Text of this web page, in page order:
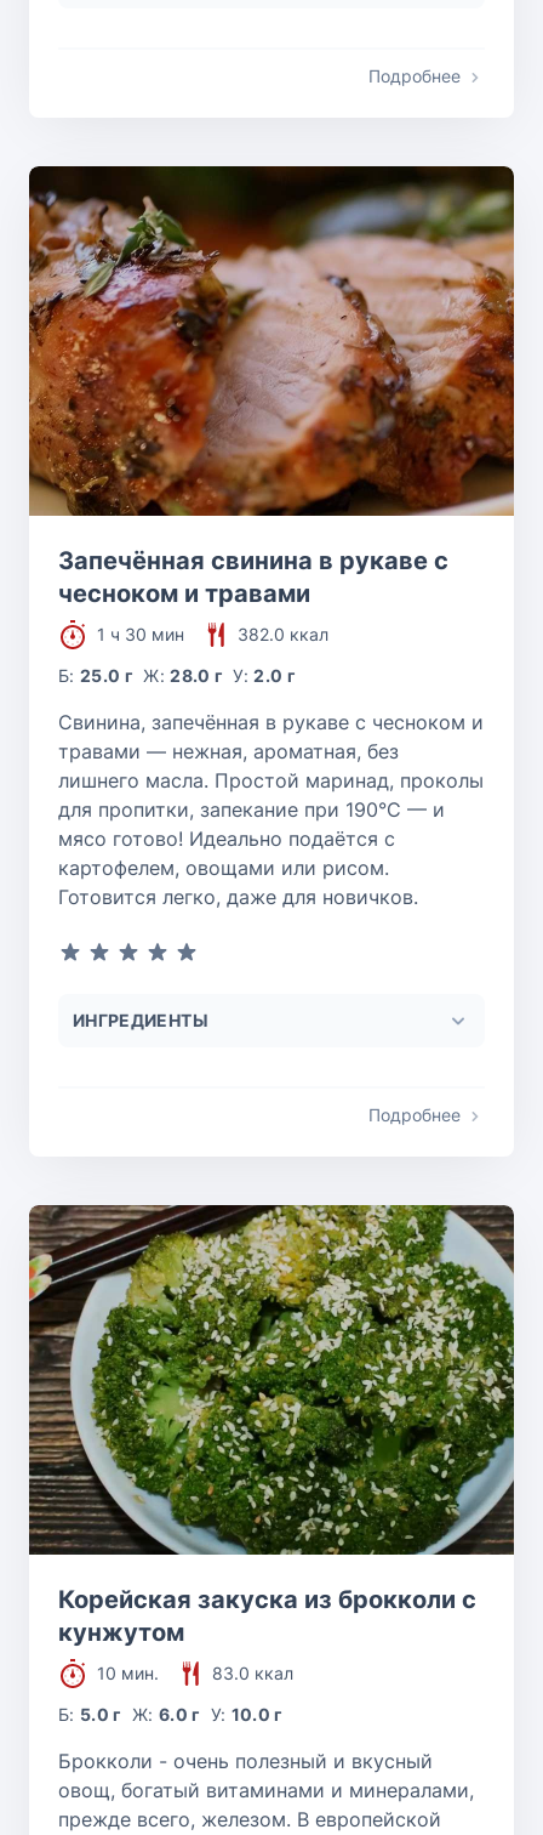
Подробнее
Запечённая свинина в рукаве с
чесноком и травами
1 ч 30 мин
382.0 ккал
Б:25.0 г Ж:28.0 г У:2.0 г
Свинина, запечённая в рукаве с чесноком и
травами — нежная, ароматная, без
лишнего масла. Простой маринад, проколы
для пропитки, запекание при 190°C — и
мясо готово! Идеально подаётся с
картофелем, овощами или рисом.
Готовится легко, даже для новичков.
ИНГРЕДИЕНТЫ
Подробнее
Корейская закуска из брокколи с
кунжутом
10 мин.
83.0 ккал
Б: 5.0 г Ж: 6.0 г У: 10.0 г
Брокколи - очень полезный и вкусный
овощ, богатый витаминами и минералами,
прежде всего, железом. В европейской